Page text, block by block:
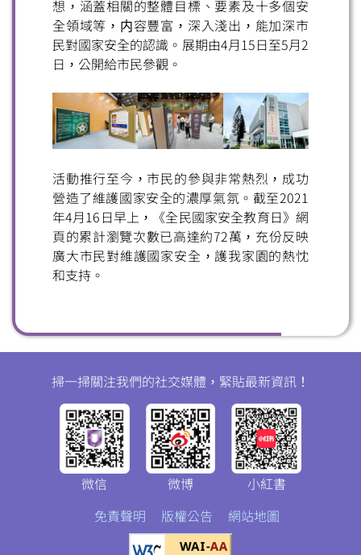
想，涵蓋相關的整體目標、要素及十多個安
全領域等，内容豐富，深入淺出，能加深市
民對國家安全的認識。展期由4月15日至5月2
日，公開給市民參觀。
活動推行至今，市民的參與非常熱烈，成功
營造了維護國家安全的濃厚氣氛。截至2021
年4月16日早上，《全民國家安全教育日》網
頁的累計瀏覽次數已高達約72萬，充份反映
廣大市民對維護國家安全，護我家園的熱忱
和支持。
免責聲明 版權公告 網站地圖
掃一掃關注我們的社交媒體，緊貼最新資訊！
微信 微博 小紅書